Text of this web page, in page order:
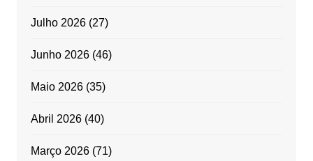
Julho 2026(27)
Junho 2026(46)
Maio 2026(35)
Abril 2026(40)
Março 2026(71)